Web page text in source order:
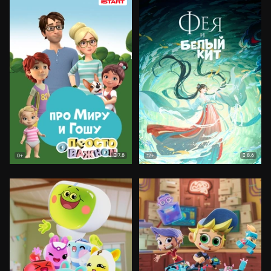
0+ 7.8 12+ 8.6